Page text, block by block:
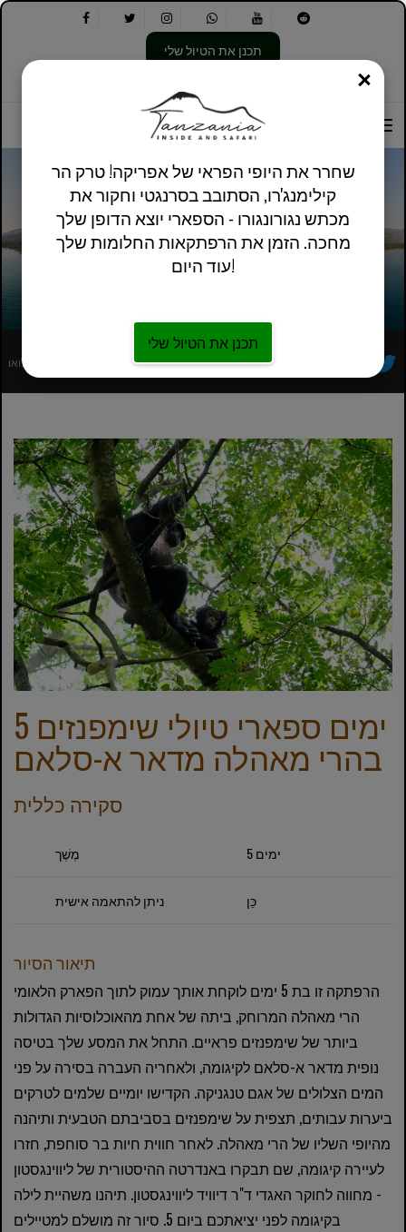
תכנן את הטיול שלי
מדאר א-סלאם
מפעיל סיורים מקומי אפריקאי רשום במלואו
5 ימים ספארי טיולי שימפנזים
בהרי מאהלה מדאר א-סלאם
סקירה כללית
מֶשֶׁך 5 ימים
ניתן להתאמה אישית כֵּן
תיאור הסיור
הרפתקה זו בת 5 ימים לוקחת אותך עמוק לתוך הפארק הלאומי
הרי מאהלה המרוחק, ביתה של אחת מהאוכלוסיות הגדולות
ביותר של שימפנזים פראיים. התחל את המסע שלך בטיסה
נופית מדאר א-סלאם לקיגומה, ולאחריה העברה בסירה על פני
המים הצלולים של אגם טנגניקה. הקדישו יומיים שלמים לטרקים
ביערות עבותים, תצפית על שימפנזים בסביבתם הטבעית ותיהנה
מהיופי השליו של הרי מאהלה. לאחר חווית חיות בר סוחפת, חזרו
לעיירה קיגומה, שם תבקרו באנדרטה ההיסטורית של ליווינגסטון
- מחווה לחוקר האגדי ד"ר דיוויד ליווינגסטון. תיהנו משהיית לילה
בקיגומה לפני יציאתכם ביום 5. סיור זה מושלם למטיילים
שחרר את היופי הפראי של אפריקה! טרק הר
קילימנג'רו, הסתובב בסרנגטי וחקור את
מכתש נגורונגורו - הספארי יוצא הדופן שלך
מחכה. הזמן את הרפתקאות החלומות שלך
עוד היום!
תכנן את הטיול שלי